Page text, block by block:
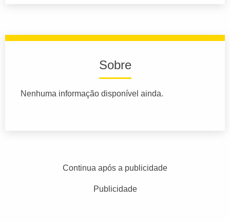
Sobre
Nenhuma informação disponível ainda.
Continua após a publicidade
Publicidade